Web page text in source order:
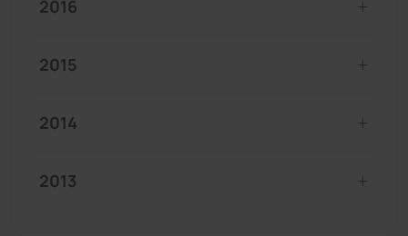
2016
2015
2014
2013